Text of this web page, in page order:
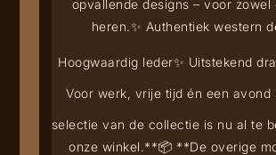
opvallende designs – voor zowel
heren.✨ Authentiek western
Hoogwaardig leder✨ Uitstekend
Voor werk, vrije tijd én een avond
selectie van de collectie is nu al te
onze winkel.**📦 **De overige